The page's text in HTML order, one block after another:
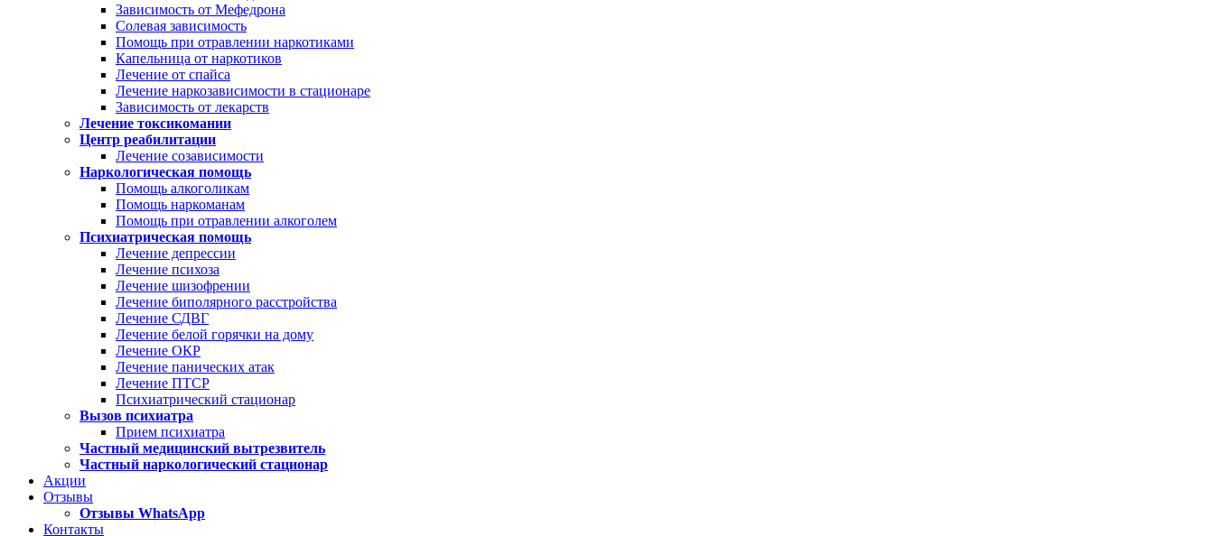
Зависимость от Мефедрона
Солевая зависимость
Помощь при отравлении наркотиками
Капельница от наркотиков
Лечение от спайса
Лечение наркозависимости в стационаре
Зависимость от лекарств
Лечение токсикомании
Центр реабилитации
Лечение созависимости
Наркологическая помощь
Помощь алкоголикам
Помощь наркоманам
Помощь при отравлении алкоголем
Психиатрическая помощь
Лечение депрессии
Лечение психоза
Лечение шизофрении
Лечение биполярного расстройства
Лечение СДВГ
Лечение белой горячки на дому
Лечение ОКР
Лечение панических атак
Лечение ПТСР
Психиатрический стационар
Вызов психиатра
Прием психиатра
Частный медицинский вытрезвитель
Частный наркологический стационар
Акции
Отзывы
Отзывы WhatsApp
Контакты